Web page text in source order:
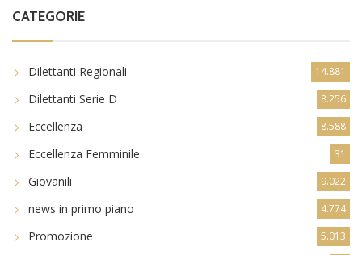
CATEGORIE
Dilettanti Regionali 14.881
Dilettanti Serie D 8.256
Eccellenza 8.588
Eccellenza Femminile 31
Giovanili 9.022
news in primo piano 4.774
Promozione 5.013